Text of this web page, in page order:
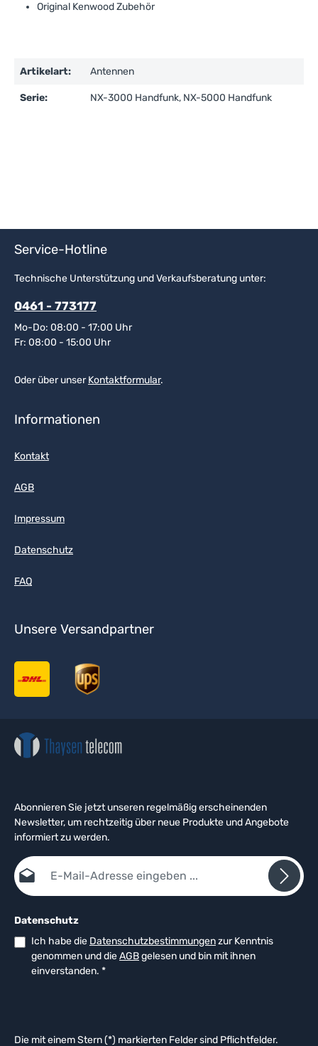
Original Kenwood Zubehör
Artikelart: Antennen
Serie: NX-3000 Handfunk, NX-5000 Handfunk
Service-Hotline
Technische Unterstützung und Verkaufsberatung unter:
0461 - 773177
Mo-Do: 08:00 - 17:00 Uhr
Fr: 08:00 - 15:00 Uhr
Oder über unserKontaktformular.
Informationen
Kontakt
AGB
Impressum
Datenschutz
FAQ
Unsere Versandpartner
Abonnieren Sie jetzt unseren regelmäßig erscheinenden
Newsletter, um rechtzeitig über neue Produkte und Angebote
informiert zu werden.
E-Mail-Adresse*
Datenschutz
Ich habe die Datenschutzbestimmungenzur Kenntnis
genommen und dieAGBgelesen und bin mit ihnen
einverstanden. *
Die mit einem Stern (*) markierten Felder sind Pflichtfelder.